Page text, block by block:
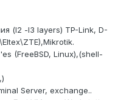
(l2 -l3 layers) TP-Link, D-
(FreeBSD, Linux),(shell-
Server, exchange..